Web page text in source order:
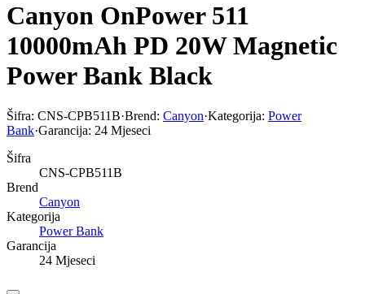
Canyon OnPower 511
10000mAh PD 20W Magnetic
Power Bank Black
Šifra: CNS-CPB511B·Brend: Canyon·Kategorija: Power
Bank·Garancija: 24 Mjeseci
Šifra
CNS-CPB511B
Brend
Canyon
Kategorija
Power Bank
Garancija
24 Mjeseci